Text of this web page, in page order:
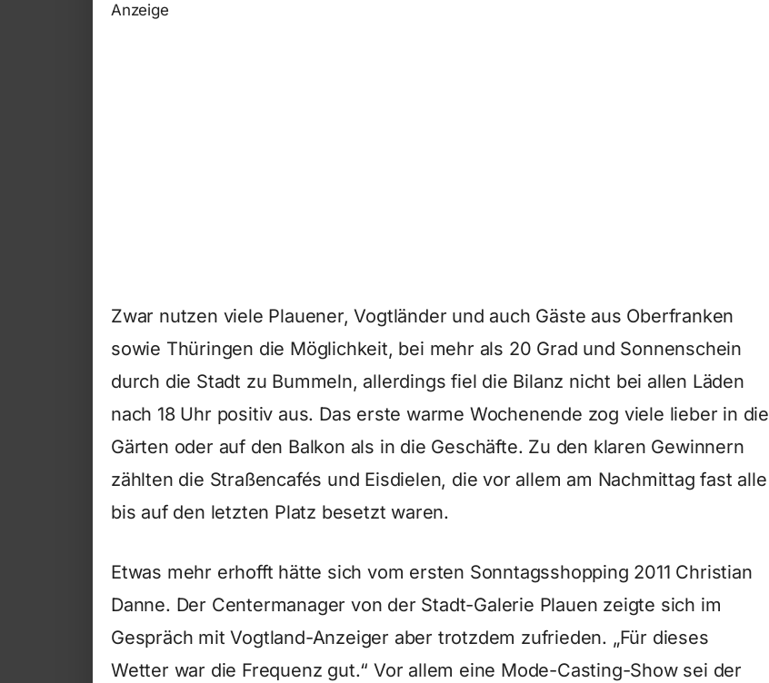
Anzeige
Zwar nutzen viele Plauener, Vogtländer und auch Gäste aus Oberfranken
sowie Thüringen die Möglichkeit, bei mehr als 20 Grad und Sonnenschein
durch die Stadt zu Bummeln, allerdings fiel die Bilanz nicht bei allen Läden
nach 18 Uhr positiv aus. Das erste warme Wochenende zog viele lieber in die
Gärten oder auf den Balkon als in die Geschäfte. Zu den klaren Gewinnern
zählten die Straßencafés und Eisdielen, die vor allem am Nachmittag fast alle
bis auf den letzten Platz besetzt waren.
Etwas mehr erhofft hätte sich vom ersten Sonntagsshopping 2011 Christian
Danne. Der Centermanager von der Stadt-Galerie Plauen zeigte sich im
Gespräch mit Vogtland-Anzeiger aber trotzdem zufrieden. „Für dieses
Wetter war die Frequenz gut.“ Vor allem eine Mode-Casting-Show sei der